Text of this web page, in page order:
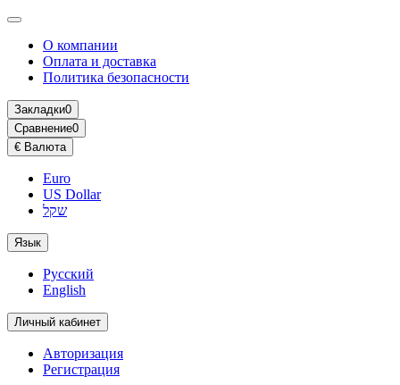
О компании
Оплата и доставка
Политика безопасности
Закладки0
Сравнение0
€ Валюта
Euro
US Dollar
שקל
Язык
Русский
English
Личный кабинет
Авторизация
Регистрация